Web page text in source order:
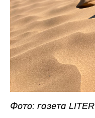
Фото: газета LITER